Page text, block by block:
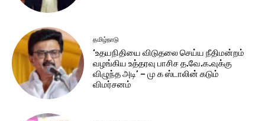
தமிழ்நாடு
‘உதயநிதியை விடுதலை செய்ய நீதிமன்றம்
வழங்கிய உத்தரவு பாசிச த.வே.க.வுக்கு
விழுந்த அடி’ – மு க ஸ்டாலின் கடும்
விமர்சனம்